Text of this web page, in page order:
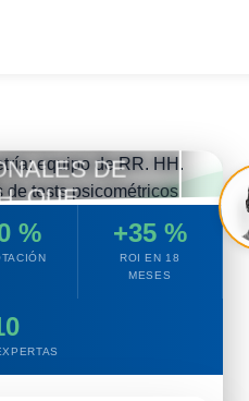
DE
QUE
CON
% +35 %
ROI EN 18
MESES